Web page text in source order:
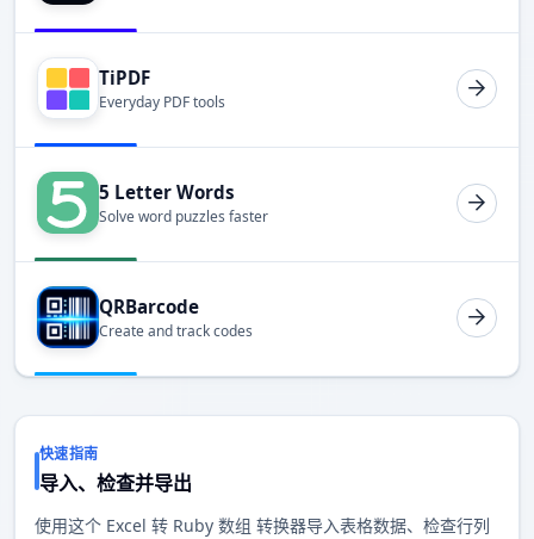
TiPDF
Everyday PDF tools
5 Letter Words
Solve word puzzles faster
QRBarcode
Create and track codes
快速指南
导入、检查并导出
使用这个 Excel 转 Ruby 数组 转换器导入表格数据、检查行列